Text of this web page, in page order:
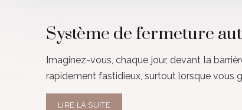
Système de fermeture
Imaginez-vous, chaque jour, devant la
rapidement fastidieux, surtout lorsque vous
LIRE LA SUITE